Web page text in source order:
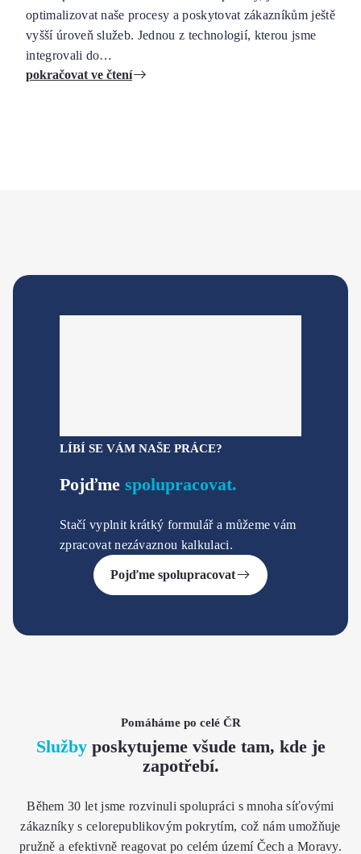
optimalizovat naše procesy a poskytovat zákazníkům ještě
vyšší úroveň služeb. Jednou z technologií, kterou jsme
integrovali do…
pokračovat ve čtení
LÍBÍ SE VÁM NAŠE PRÁCE?
Pojďme spolupracovat.
Stačí vyplnit krátký formulář a můžeme vám
zpracovat nezávaznou kalkulaci.
Pojďme spolupracovat
Pomáháme po celé ČR
Službyposkytujeme všude tam, kde je
zapotřebí.
Během 30 let jsme rozvinuli spolupráci s mnoha síťovými
zákazníky s celorepublikovým pokrytím, což nám umožňuje
pružně a efektivně reagovat po celém území Čech a Moravy.